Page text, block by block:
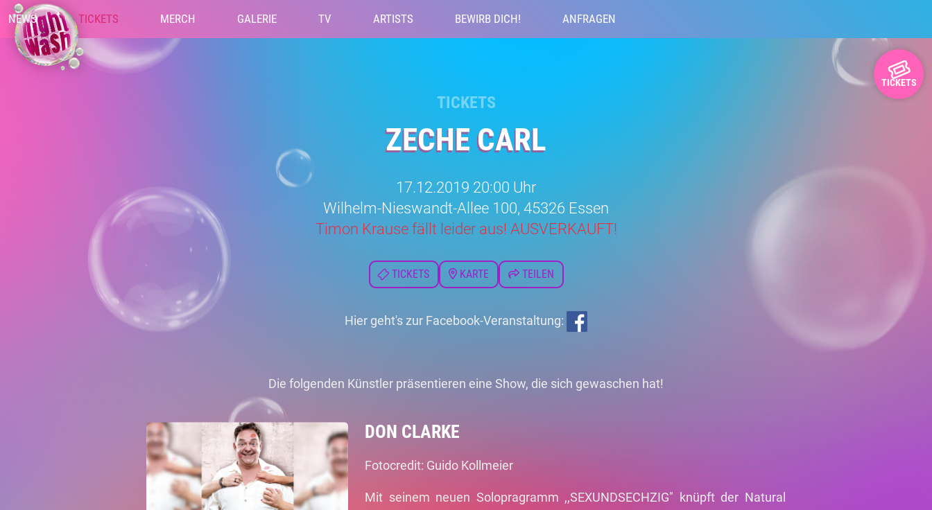
NEWS TICKETS MERCH GALERIE TV ARTISTS BEWIRB DICH! ANFRAGEN
TICKETS
TICKETS
ZECHE CARL
17.12.2019 20:00 Uhr
Wilhelm-Nieswandt-Allee 100, 45326 Essen
Timon Krause fällt leider aus! AUSVERKAUFT!
TICKETS KARTE TEILEN
Hier geht's zur Facebook-Veranstaltung:
Die folgenden Künstler präsentieren eine Show, die sich gewaschen hat!
DON CLARKE
Fotocredit: Guido Kollmeier
Mit seinem neuen Solopragramm ,,SEXUNDSECHZIG" knüpft der Natural